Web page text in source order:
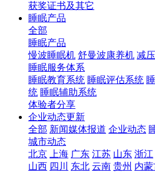
获奖证书及其它
睡眠产品
全部
睡眠产品
慢波睡眠机 舒曼波康养机 减
睡眠服务体系
睡眠教育系统 睡眠评估系统
统 睡眠辅助系统
体验者分享
企业动态更新
全部 新闻媒体报道 企业动态
城市动态
北京
上海 广东 江苏 山东 浙江
山西 四川 东北 云南 贵州 内